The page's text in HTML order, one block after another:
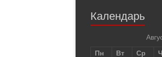
Календарь
Пн
Вт Ср